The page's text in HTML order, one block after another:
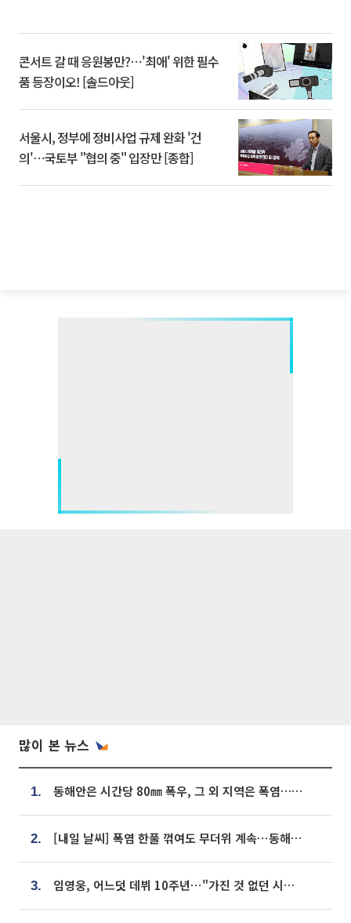
콘서트 갈 때 응원봉만?⋯'최애' 위한 필수
품 등장이오! [솔드아웃]
서울시, 정부에 정비사업 규제 완화 '건
의'⋯국토부 "협의 중" 입장만 [종합]
많이 본 뉴스
1. 동해안은 시간당 80㎜ 폭우, 그 외 지역은 폭염…‘극과 극 날씨’
2. [내일 날씨] 폭염 한풀 꺾여도 무더위 계속⋯동해안 이틀 연속 비
3. 임영웅, 어느덧 데뷔 10주년⋯"가진 것 없던 시절, 내 앞엔 20명의 팬뿐"